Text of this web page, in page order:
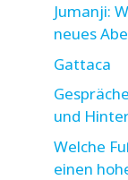
Jumanji:
neues
Gattaca
und
Welche
einen